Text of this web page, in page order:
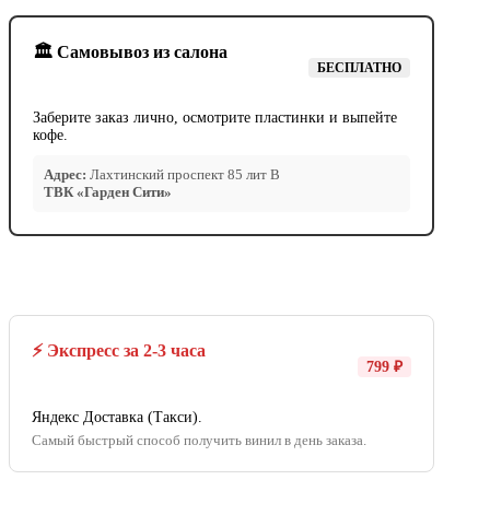
🏛️ Самовывоз из салона
БЕСПЛАТНО
Заберите заказ лично, осмотрите пластинки и выпейте
кофе.
Адрес: Лахтинский проспект 85 лит В
ТВК «Гарден Сити»
⚡ Экспресс за 2-3 часа
799 ₽
Яндекс Доставка (Такси).
Самый быстрый способ получить винил в день заказа.